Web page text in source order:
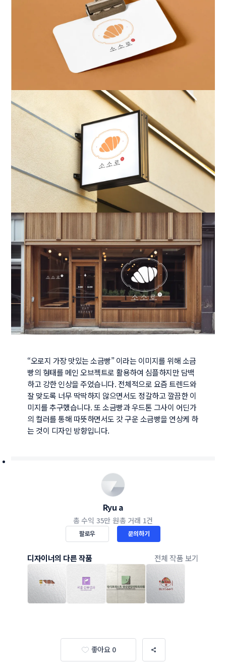
“오로지 가장 맛있는 소금빵” 이라는 이미지를 위해 소금
빵의 형태를 메인 오브젝트로 활용하여 심플하지만 담백
하고 강한 인상을 주었습니다. 전체적으로 요즘 트렌드와
잘 맞도록 너무 딱딱하지 않으면서도 정갈하고 깔끔한 이
미지를 추구했습니다. 또 소금빵과 우드톤 그사이 어딘가
의 컬러를 통해 따뜻하면서도 갓 구운 소금빵을 연상케 하
는 것이 디자인 방향입니다.
Ryu a
총 수익 35만 원총 거래 1건
팔로우 문의하기
디자이너의 다른 작품 전체 작품 보기
좋아요 0